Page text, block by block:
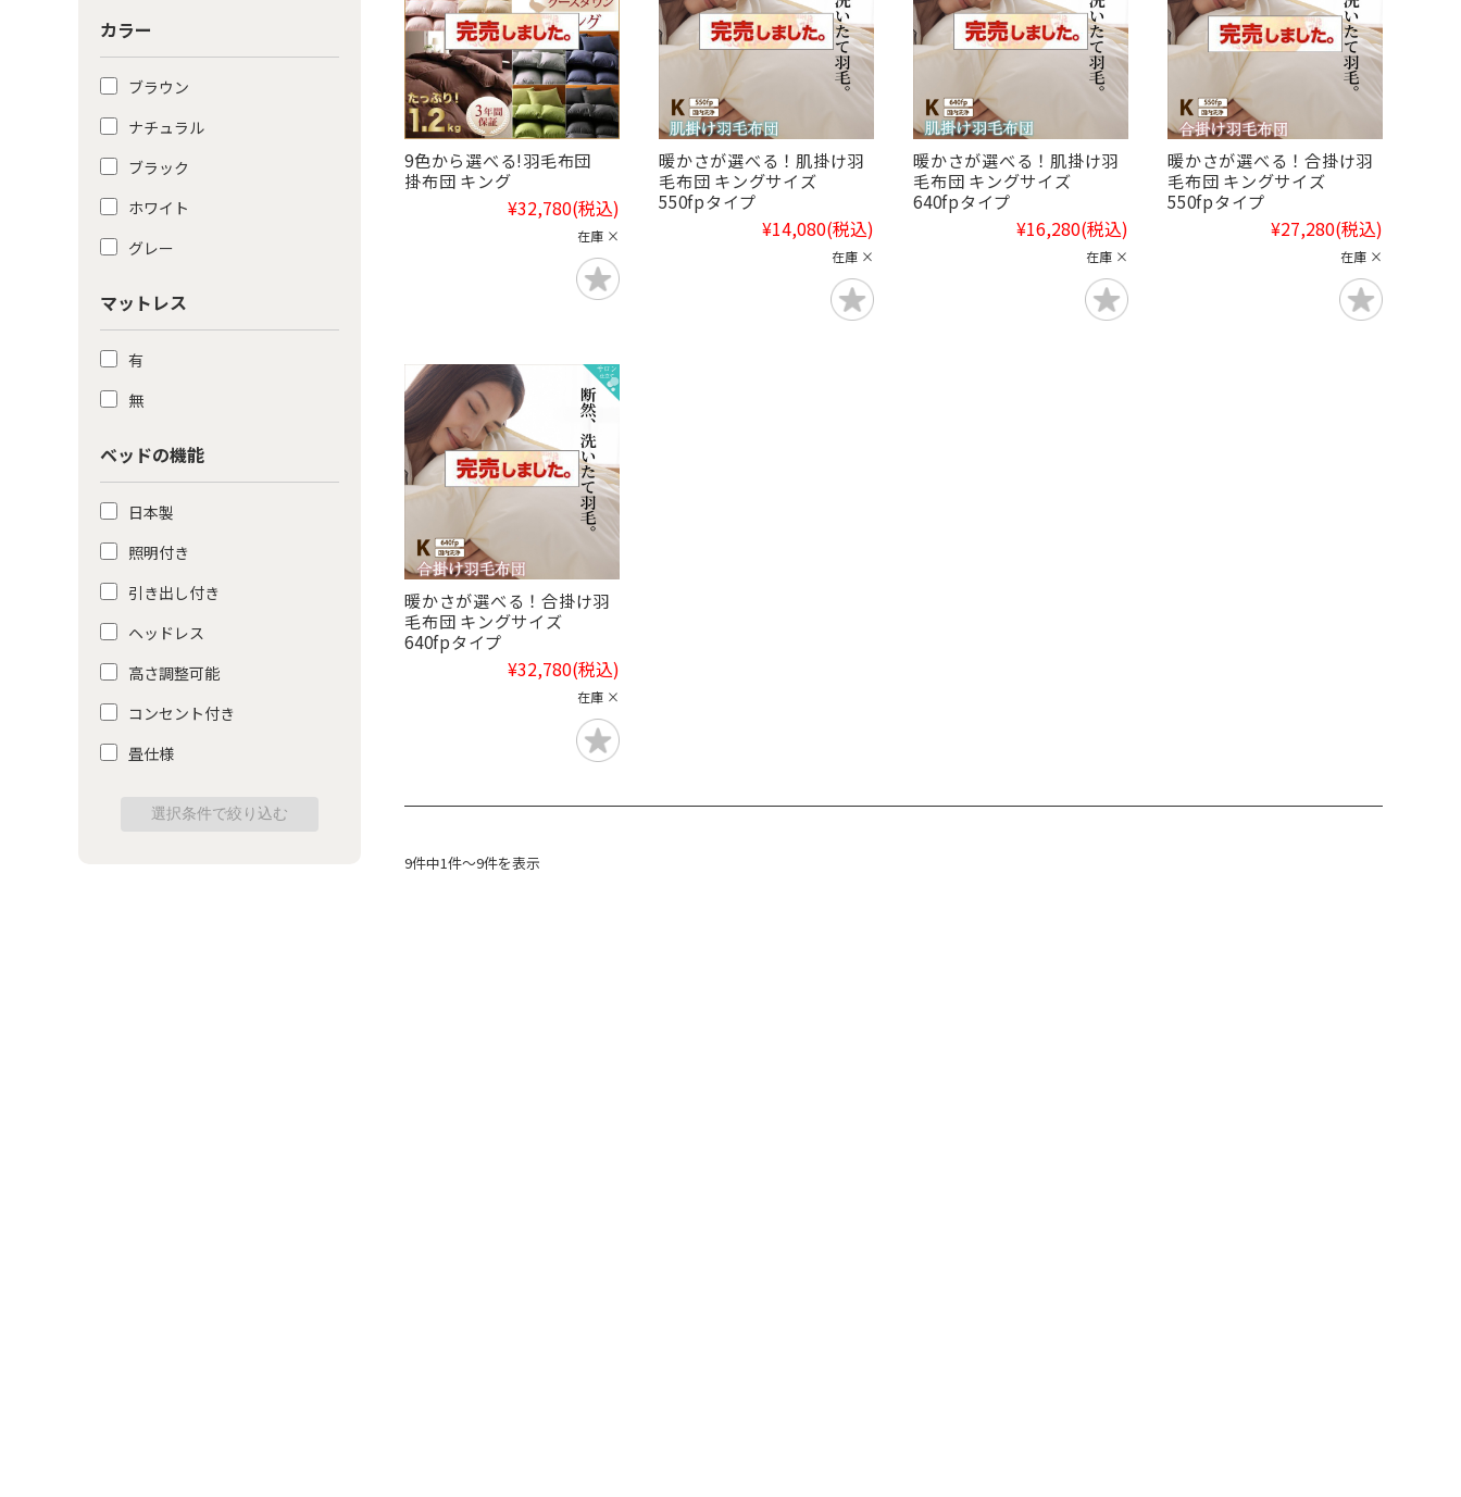
9色から選べる!羽毛布団
掛布団 キング
¥32,780(税込)
在庫 ×
暖かさが選べる！肌掛け羽
毛布団 キングサイズ
550fpタイプ
¥14,080(税込)
在庫 ×
暖かさが選べる！肌掛け羽
毛布団 キングサイズ
640fpタイプ
¥16,280(税込)
在庫 ×
暖かさが選べる！合掛け羽
毛布団 キングサイズ
550fpタイプ
¥27,280(税込)
在庫 ×
暖かさが選べる！合掛け羽
毛布団 キングサイズ
640fpタイプ
¥32,780(税込)
在庫 ×
9件中1件～9件を表示
カラー
ブラウン
ナチュラル
ブラック
ホワイト
グレー
マットレス
有
無
ベッドの機能
日本製
照明付き
引き出し付き
ヘッドレス
高さ調整可能
コンセント付き
畳仕様